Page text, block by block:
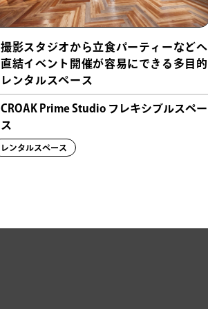
撮影スタジオから立食パーティーなどへ
直結イベント開催が容易にできる多目的
レンタルスペース
CROAK Prime Studio フレキシブルスペー
ス
レンタルスペース